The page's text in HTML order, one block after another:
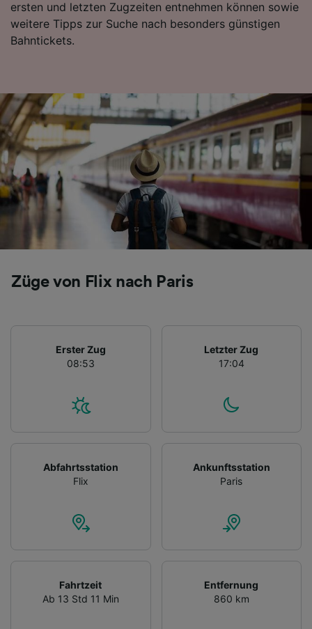
ersten und letzten Zugzeiten entnehmen können sowie
weitere Tipps zur Suche nach besonders günstigen
Bahntickets.
Züge von Flix nach Paris
Erster Zug
08:53
Letzter Zug
17:04
Abfahrtsstation
Flix
Ankunftsstation
Paris
Fahrtzeit
Ab 13 Std 11 Min
Entfernung
860 km
Folgendes bereitzustellen:
Verwendung genauer Standortdaten.
Endgeräteeigenschaften zur Identifikation
von Werbeleistung und der Performance von
Inhalten, Zielgruppenforschung sowie
Entwicklung und Verbesserung von
Angeboten.
Liste der Partner (Lieferanten)